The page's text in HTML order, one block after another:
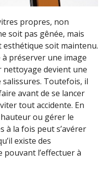
propres, non
soit pas gênée, mais
esthétique soit maintenu.
préserver une image
nettoyage devient une
salissures. Toutefois, il
avant de se lancer
tout accidente. En
ou gérer le
à la fois peut s’avérer
existe des
l’effectuer à